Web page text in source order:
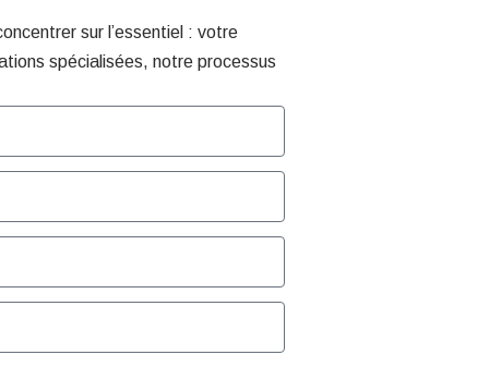
sur l’essentiel : votre
spécialisées, notre processus